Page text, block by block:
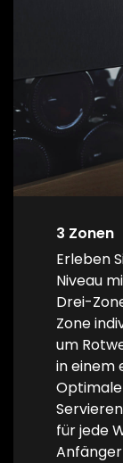
3 Zonen
Erleben
Niveau
Drei-
Zone
um
in einem
für jede